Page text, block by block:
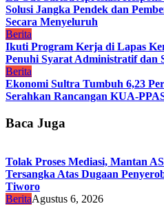
Solusi Jangka Pendek dan
Secara Menyeluruh
Berita
Ikuti Program Kerja di Lapas
Penuhi Syarat Administratif dan
Berita
Ekonomi Sultra Tumbuh 6,23
Serahkan Rancangan KUA-
Baca Juga
Tolak Proses Mediasi, Mantan
Tersangka Atas Dugaan
Tiworo
BeritaAgustus 6, 2026